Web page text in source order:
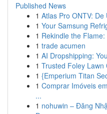
Published News
1 Atlas Pro ONTV:
1 Your Samsung
1 Rekindle the
1 trade acumen
1 AI Dropshipping:
1 Trusted Foley Lawn
1 {Emperium Titan
1 Comprar Imóveis
...
1 nohuwin – Đăng